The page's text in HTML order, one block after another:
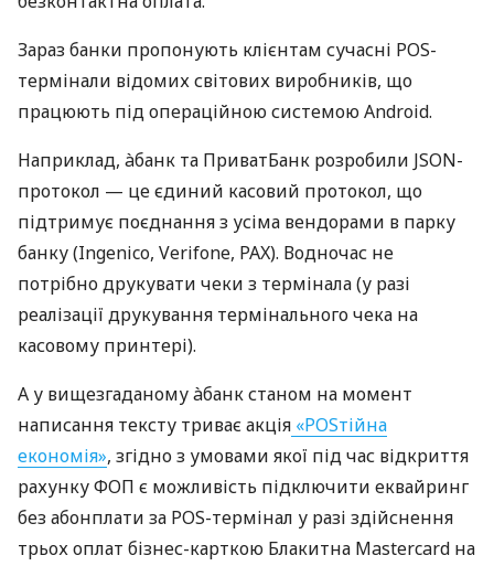
Зараз банки пропонують клієнтам сучасні POS-
термінали відомих світових виробників, що
працюють під операційною системою Android.
Наприклад, àбанк та ПриватБанк розробили JSON-
протокол — це єдиний касовий протокол, що
підтримує поєднання з усіма вендорами в парку
банку (Ingenico, Verifone, PAX). Водночас не
потрібно друкувати чеки з термінала (у разі
реалізації друкування термінального чека на
касовому принтері).
А у вищезгаданому àбанк станом на момент
написання тексту триває акція «POSтійна
економія», згідно з умовами якої під час відкриття
рахунку ФОП є можливість підключити еквайринг
без абонплати за POS-термінал у разі здійснення
трьох оплат бізнес-карткою Блакитна Mastercard на